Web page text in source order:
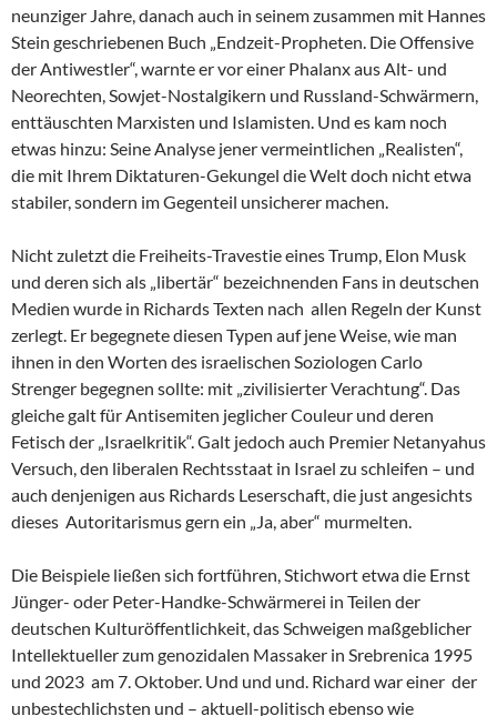
neunziger Jahre, danach auch in seinem zusammen mit Hannes
Stein geschriebenen Buch „Endzeit-Propheten. Die Offensive
der Antiwestler“, warnte er vor einer Phalanx aus Alt- und
Neorechten, Sowjet-Nostalgikern und Russland-Schwärmern,
enttäuschten Marxisten und Islamisten. Und es kam noch
etwas hinzu: Seine Analyse jener vermeintlichen „Realisten“,
die mit Ihrem Diktaturen-Gekungel die Welt doch nicht etwa
stabiler, sondern im Gegenteil unsicherer machen.
Nicht zuletzt die Freiheits-Travestie eines Trump, Elon Musk
und deren sich als „libertär“ bezeichnenden Fans in deutschen
Medien wurde in Richards Texten nach allen Regeln der Kunst
zerlegt. Er begegnete diesen Typen auf jene Weise, wie man
ihnen in den Worten des israelischen Soziologen Carlo
Strenger begegnen sollte: mit „zivilisierter Verachtung“. Das
gleiche galt für Antisemiten jeglicher Couleur und deren
Fetisch der „Israelkritik“. Galt jedoch auch Premier Netanyahus
Versuch, den liberalen Rechtsstaat in Israel zu schleifen – und
auch denjenigen aus Richards Leserschaft, die just angesichts
dieses Autoritarismus gern ein „Ja, aber“ murmelten.
Die Beispiele ließen sich fortführen, Stichwort etwa die Ernst
Jünger- oder Peter-Handke-Schwärmerei in Teilen der
deutschen Kulturöffentlichkeit, das Schweigen maßgeblicher
Intellektueller zum genozidalen Massaker in Srebrenica 1995
und 2023 am 7. Oktober. Und und und. Richard war einer der
unbestechlichsten und – aktuell-politisch ebenso wie